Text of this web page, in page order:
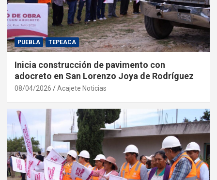
PUEBLA TEPEACA
Inicia construcción de pavimento con
adocreto en San Lorenzo Joya de Rodríguez
08/04/2026 Acajete Noticias